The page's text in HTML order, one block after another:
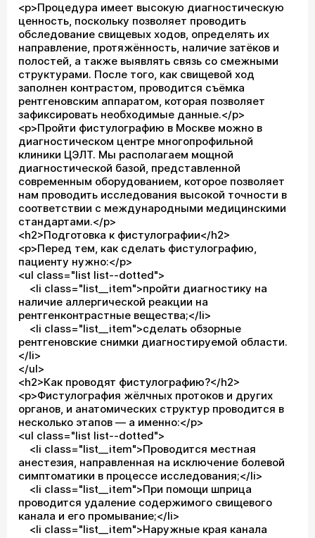
<p>Процедура имеет высокую диагностическую
ценность, поскольку позволяет проводить
обследование свищевых ходов, определять их
направление, протяжённость, наличие затёков и
полостей, а также выявлять связь со смежными
структурами. После того, как свищевой ход
заполнен контрастом, проводится съёмка
рентгеновским аппаратом, которая позволяет
зафиксировать необходимые данные.</p>
<p>Пройти фистулографию в Москве можно в
диагностическом центре многопрофильной
клиники ЦЭЛТ. Мы располагаем мощной
диагностической базой, представленной
современным оборудованием, которое позволяет
нам проводить исследования высокой точности в
соответствии с международными медицинскими
стандартами.</p>
<h2>Подготовка к фистулографии</h2>
<p>Перед тем, как сделать фистулографию,
пациенту нужно:</p>
<ul class="list list--dotted">
<li class="list__item">пройти диагностику на
наличие аллергической реакции на
рентгенконтрастные вещества;</li>
<li class="list__item">сделать обзорные
рентгеновские снимки диагностируемой области.
</li>
</ul>
<h2>Как проводят фистулографию?</h2>
<p>Фистулография жёлчных протоков и других
органов, и анатомических структур проводится в
несколько этапов — а именно:</p>
<ul class="list list--dotted">
<li class="list__item">Проводится местная
анестезия, направленная на исключение болевой
симптоматики в процессе исследования;</li>
<li class="list__item">При помощи шприца
проводится удаление содержимого свищевого
канала и его промывание;</li>
<li class="list__item">Наружные края канала